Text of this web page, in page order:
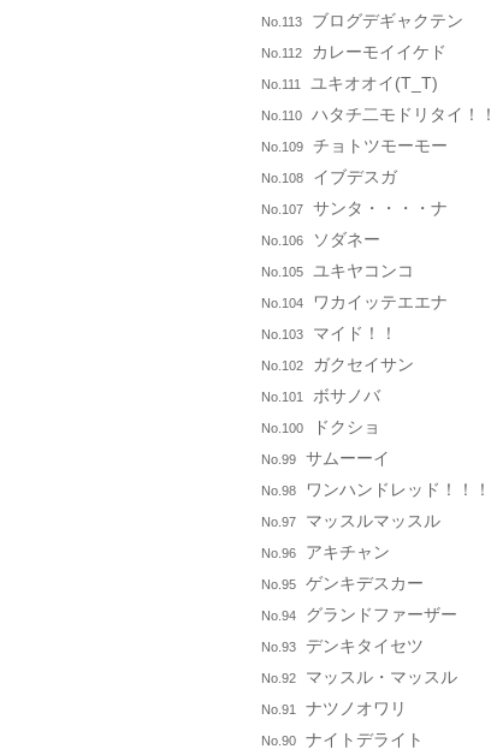
No.113 ブログデギャクテン
No.112 カレーモイイケド
No.111 ユキオオイ(T_T)
No.110 ハタチ二モドリタイ！！
No.109 チョトツモーモー
No.108 イブデスガ
No.107 サンタ・・・・ナ
No.106 ソダネー
No.105 ユキヤコンコ
No.104 ワカイッテエエナ
No.103 マイド！！
No.102 ガクセイサン
No.101 ボサノバ
No.100 ドクショ
No.99 サムーーイ
No.98 ワンハンドレッド！！！
No.97 マッスルマッスル
No.96 アキチャン
No.95 ゲンキデスカー
No.94 グランドファーザー
No.93 デンキタイセツ
No.92 マッスル・マッスル
No.91 ナツノオワリ
No.90 ナイトデライト